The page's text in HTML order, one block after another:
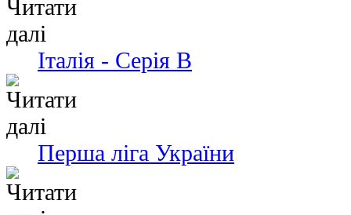
Італія - Серія В
Перша ліга України